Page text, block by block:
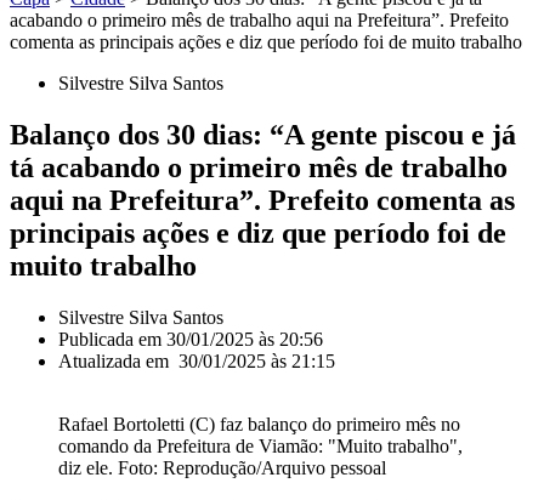
acabando o primeiro mês de trabalho aqui na Prefeitura”. Prefeito
comenta as principais ações e diz que período foi de muito trabalho
Silvestre Silva Santos
Balanço dos 30 dias: “A gente piscou e já
tá acabando o primeiro mês de trabalho
aqui na Prefeitura”. Prefeito comenta as
principais ações e diz que período foi de
muito trabalho
Silvestre Silva Santos
Publicada em 30/01/2025 às 20:56
Atualizada em 30/01/2025 às 21:15
Rafael Bortoletti (C) faz balanço do primeiro mês no
comando da Prefeitura de Viamão: "Muito trabalho",
diz ele. Foto: Reprodução/Arquivo pessoal